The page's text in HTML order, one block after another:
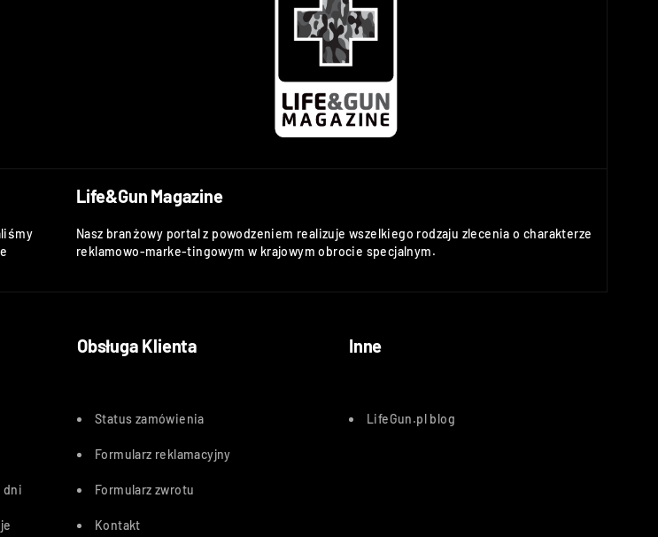
Life&Gun Magazine
Nasz branżowy portal z powodzeniem realizuje wszelkiego rodzaju zlecenia o charakterze
reklamowo-marke-tingowym w krajowym obrocie specjalnym.
Obsługa Klienta Inne
dni
Status zamówienia
Formularz reklamacyjny
Formularz zwrotu
Kontakt
LifeGun.pl blog